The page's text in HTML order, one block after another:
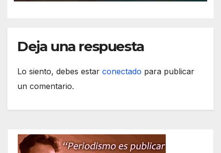
Deja una respuesta
Lo siento, debes estar conectado para publicar
un comentario.